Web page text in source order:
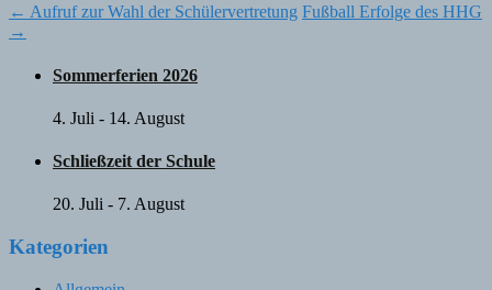
Post
navigation
← Aufruf zur Wahl der Schülervertretung Fußball Erfolge des HHG
→
Sommerferien 2026
4. Juli - 14. August
Schließzeit der Schule
20. Juli - 7. August
Kategorien